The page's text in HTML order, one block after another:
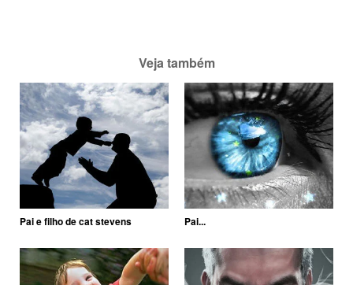
Veja também
Pai e filho de cat stevens Pai...